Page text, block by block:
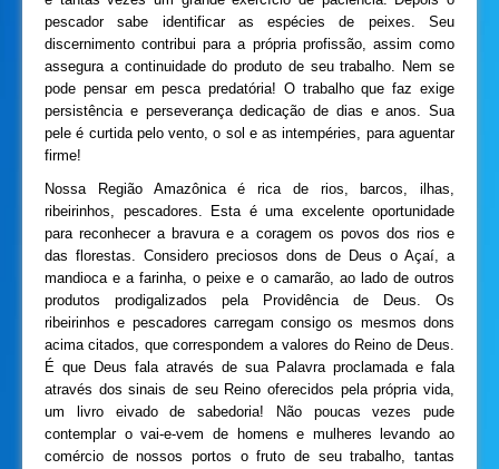
pescador sabe identificar as espécies de peixes. Seu
discernimento contribui para a própria profissão, assim como
assegura a continuidade do produto de seu trabalho. Nem se
pode pensar em pesca predatória! O trabalho que faz exige
persistência e perseverança dedicação de dias e anos. Sua
pele é curtida pelo vento, o sol e as intempéries, para aguentar
firme!
Nossa Região Amazônica é rica de rios, barcos, ilhas,
ribeirinhos, pescadores. Esta é uma excelente oportunidade
para reconhecer a bravura e a coragem os povos dos rios e
das florestas. Considero preciosos dons de Deus o Açaí, a
mandioca e a farinha, o peixe e o camarão, ao lado de outros
produtos prodigalizados pela Providência de Deus. Os
ribeirinhos e pescadores carregam consigo os mesmos dons
acima citados, que correspondem a valores do Reino de Deus.
É que Deus fala através de sua Palavra proclamada e fala
através dos sinais de seu Reino oferecidos pela própria vida,
um livro eivado de sabedoria! Não poucas vezes pude
contemplar o vai-e-vem de homens e mulheres levando ao
comércio de nossos portos o fruto de seu trabalho, tantas